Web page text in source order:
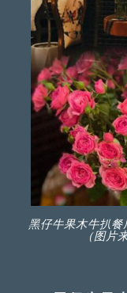
黑仔牛果木牛扒餐
（图片